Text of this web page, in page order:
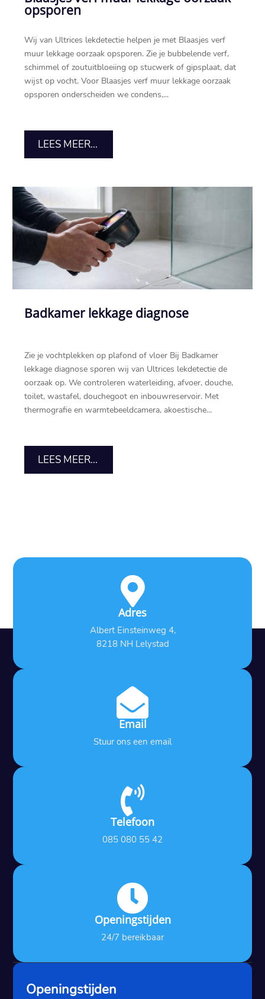
opsporen
Wij van Ultrices lekdetectie helpen je met Blaasjes verf
muur lekkage oorzaak opsporen.​ Zie je bubbelende verf,
schimmel of zoutuitbloeiing op stucwerk of gipsplaat, dat
wijst op vocht.​ Voor Blaasjes verf muur lekkage oorzaak
opsporen onderscheiden we condens,...
LEES MEER...
Badkamer lekkage diagnose
Zie je vochtplekken op plafond of vloer Bij Badkamer
lekkage diagnose sporen wij van Ultrices lekdetectie de
oorzaak op.​ We controleren waterleiding, afvoer, douche,
toilet, wastafel, douchegoot en inbouwreservoir.​ Met
thermografie en warmtebeeldcamera, akoestische...
LEES MEER...

Adres
Albert Einsteinweg 4,
8218 NH Lelystad

Email
Stuur ons een email

Telefoon
085 080 55 42

Openingstijden
24/7 bereikbaar
Openingstijden